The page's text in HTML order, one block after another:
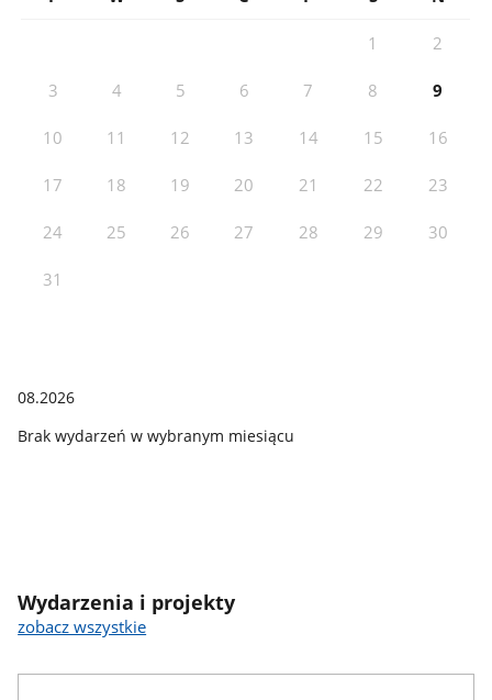
1 2
3 4 5 6 7 8 9
10 11 12 13 14 15 16
17 18 19 20 21 22 23
24 25 26 27 28 29 30
31
08.2026
Brak wydarzeń w wybranym miesiącu
Wydarzenia i projekty
zobacz wszystkie